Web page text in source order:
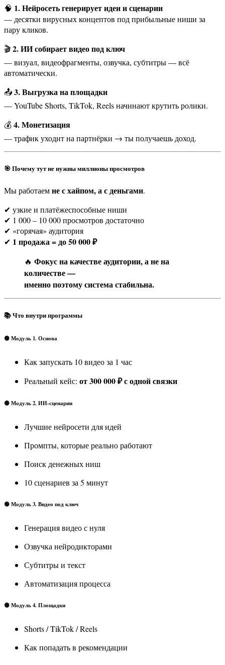
🧠 1. Нейросеть генерирует идеи и сценарии
— десятки вирусных концептов под прибыльные ниши за
пару кликов.
🎬2. ИИ собирает видео под ключ
— визуал, видеофрагменты, озвучка, субтитры — всё
автоматически.
📤3. Выгрузка на площадки
— YouTube Shorts, TikTok, Reels начинают крутить ролики.
💰4. Монетизация
— трафик уходит на партнёрки → ты получаешь доход.
🎯 Почему тут не нужны миллионы просмотров
Мы работаемне с хайпом, а с деньгами.
✔ узкие и платёжеспособные ниши
✔ 1 000 – 10 000 просмотров достаточно
✔ «горячая» аудитория
✔ 1 продажа = до 50 000 ₽
Фокус на качестве аудитории, а не на
количестве —
именно поэтому система стабильна.
📚 Что внутри программы
🟢 Модуль 1. Основа
Как запускать 10 видео за 1 час
Реальный кейс: от 300 000 ₽ с одной связки
🟢 Модуль 2. ИИ-сценарии
Лучшие нейросети для идей
Промпты, которые реально работают
Поиск денежных ниш
10 сценариев за 5 минут
🟢 Модуль 3. Видео под ключ
Генерация видео с нуля
Озвучка нейродикторами
Субтитры и текст
Автоматизация процесса
🟢 Модуль 4. Площадки
Shorts / TikTok / Reels
Как попадать в рекомендации